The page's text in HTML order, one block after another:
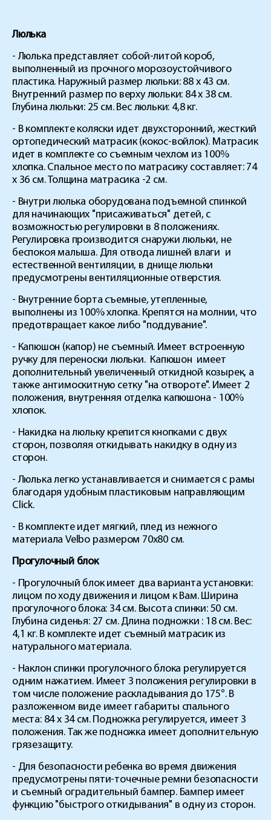
Люлька
- Люлька представляет собой-литой короб,
выполненный из прочного морозоустойчивого
пластика. Наружный размер люльки: 88 х 43 см.
Внутренний размер по верху люльки: 84 х 38 см.
Глубина люльки: 25 см. Вес люльки: 4,8 кг.
- В комплекте коляски идет двухсторонний, жесткий
ортопедический матрасик (кокос-войлок). Матрасик
идет в комплекте со съемным чехлом из 100%
хлопка. Спальное место по матрасику составляет: 74
х 36 см. Толщина матрасика -2 см.
- Внутри люлька оборудована подъемной спинкой
для начинающих "присаживаться" детей, с
возможностью регулировки в 8 положениях.
Регулировка производится снаружи люльки, не
беспокоя малыша. Для отвода лишней влаги и
естественной вентиляции, в днище люльки
предусмотрены вентиляционные отверстия.
- Внутренние борта съемные, утепленные,
выполнены из 100% хлопка. Крепятся на молнии, что
предотвращает какое либо "поддувание".
- Капюшон (капор) не съемный. Имеет встроенную
ручку для переноски люльки. Капюшон имеет
дополнительный увеличенный откидной козырек, а
также антимоскитную сетку "на отвороте". Имеет 2
положения, внутренняя отделка капюшона - 100%
хлопок.
- Накидка на люльку крепится кнопками с двух
сторон, позволяя откидывать накидку в одну из
сторон.
- Люлька легко устанавливается и снимается с рамы
благодаря удобным пластиковым направляющим
Click.
- В комплекте идет мягкий, плед из нежного
материала Velbo размером 70х80 см.
Прогулочный блок
- Прогулочный блок имеет два варианта установки:
лицом по ходу движения и лицом к Вам. Ширина
прогулочного блока: 34 см. Высота спинки: 50 см.
Глубина сиденья: 27 см. Длина подножки : 18 см. Вес:
4,1 кг. В комплекте идет съемный матрасик из
натурального материала.
- Наклон спинки прогулочного блока регулируется
одним нажатием. Имеет 3 положения регулировки в
том числе положение раскладывания до 175°. В
разложенном виде имеет габариты спального
места: 84 х 34 см. Подножка регулируется, имеет 3
положения. Так же подножка имеет дополнительную
грязезащиту.
- Для безопасности ребенка во время движения
предусмотрены пяти-точечные ремни безопасности
и съемный оградительный бампер. Бампер имеет
функцию "быстрого откидывания" в одну из сторон.